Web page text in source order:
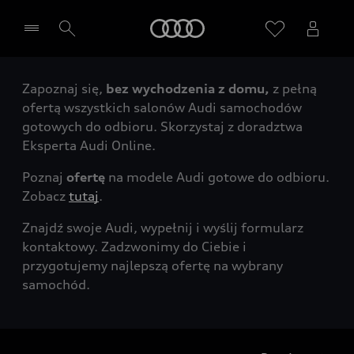
Wybierz Twojego Partnera Audi
Zapoznaj się, bez wychodzenia z domu, z pełną
ofertą wszystkich salonów Audi samochodów
gotowych do odbioru. Skorzystaj z doradztwa
Eksperta Audi Online.
Poznaj ofertę na modele Audi gotowe do odbioru.
Zobacz tutaj.
Znajdź swoje Audi, wypełnij i wyślij formularz
kontaktowy. Zadzwonimy do Ciebie i
przygotujemy najlepszą ofertę na wybrany
samochód.